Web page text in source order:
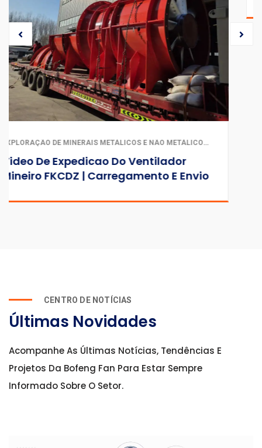
Expedição De Ventilador Centrífugo
Industrial Grande | Envio BOFENG
CENTRO DE NOTÍCIAS
Últimas Novidades
Acompanhe As Últimas Notícias, Tendências E
Projetos Da Bofeng Fan Para Estar Sempre
Informado Sobre O Setor.